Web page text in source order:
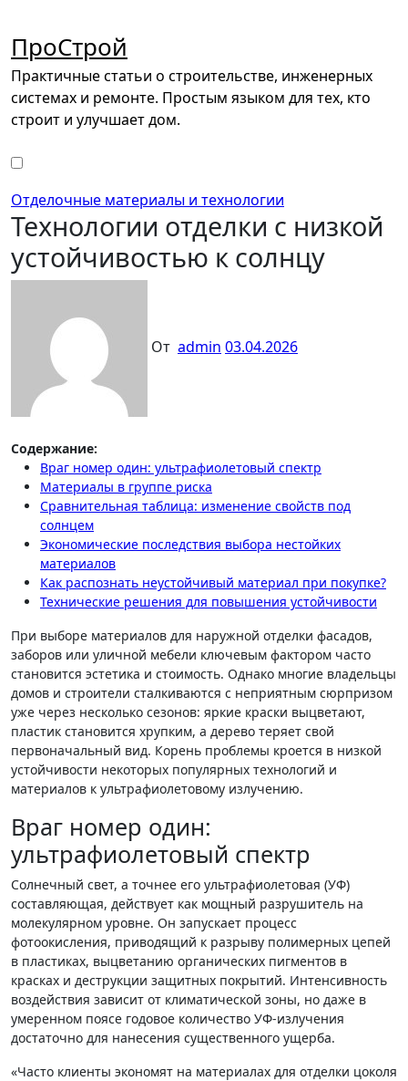
содержимому
ПроСтрой
Практичные статьи о строительстве, инженерных
системах и ремонте. Простым языком для тех, кто
строит и улучшает дом.
Отделочные материалы и технологии
Технологии отделки с низкой
устойчивостью к солнцу
От admin 03.04.2026
Содержание:
Враг номер один: ультрафиолетовый спектр
Материалы в группе риска
Сравнительная таблица: изменение свойств под
солнцем
Экономические последствия выбора нестойких
материалов
Как распознать неустойчивый материал при покупке?
Технические решения для повышения устойчивости
При выборе материалов для наружной отделки фасадов,
заборов или уличной мебели ключевым фактором часто
становится эстетика и стоимость. Однако многие владельцы
домов и строители сталкиваются с неприятным сюрпризом
уже через несколько сезонов: яркие краски выцветают,
пластик становится хрупким, а дерево теряет свой
первоначальный вид. Корень проблемы кроется в низкой
устойчивости некоторых популярных технологий и
материалов к ультрафиолетовому излучению.
Враг номер один:
ультрафиолетовый спектр
Солнечный свет, а точнее его ультрафиолетовая (УФ)
составляющая, действует как мощный разрушитель на
молекулярном уровне. Он запускает процесс
фотоокисления, приводящий к разрыву полимерных цепей
в пластиках, выцветанию органических пигментов в
красках и деструкции защитных покрытий. Интенсивность
воздействия зависит от климатической зоны, но даже в
умеренном поясе годовое количество УФ-излучения
достаточно для нанесения существенного ущерба.
«Часто клиенты экономят на материалах для отделки цоколя